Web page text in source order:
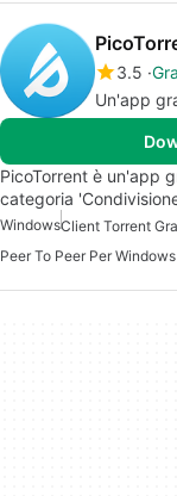
3.5
Un'app
PicoTorrent è un'app
categoria
WindowsClient Torrent
Peer To Peer Per